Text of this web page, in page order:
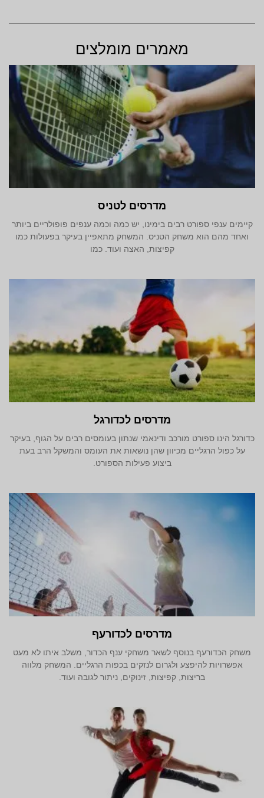
מאמרים מומלצים
מדרסים לטניס
קיימים ענפי ספורט רבים בימינו, יש כמה וכמה ענפים פופולריים ביותר
ואחד מהם הוא משחק הטניס. המשחק מתאפיין בעיקר בפעולות כמו
קפיצות, האצה ועוד. כמו
מדרסים לכדורגל
כדורגל הינו ספורט מורכב ודינאמי שנתון בעומסים רבים על הגוף, בעיקר
על כפול הרגליים מכיוון שהן נושאות את העומס והמשקל הרב בעת
ביצוע פעילות הספורט.
מדרסים לכדורעף
משחק הכדורעף בנוסף לשאר משחקי ענף הכדור, משלב איתו לא מעט
אפשרויות להיפצע ולגרום לנזקים בכפות הרגליים. המשחק מלווה
בריצות, קפיצות, זינוקים, ניתור לגובה ועוד.